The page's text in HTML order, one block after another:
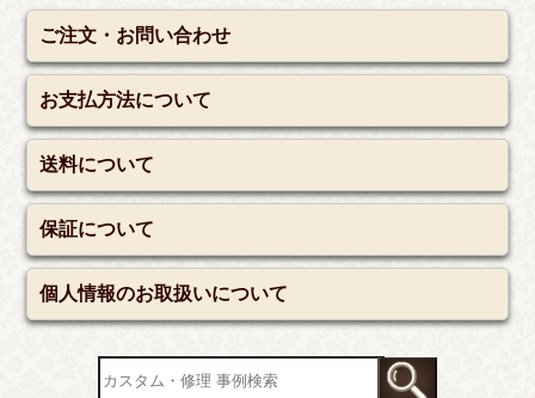
ご注文・お問い合わせ
お支払方法について
送料について
保証について
個人情報のお取扱いについて